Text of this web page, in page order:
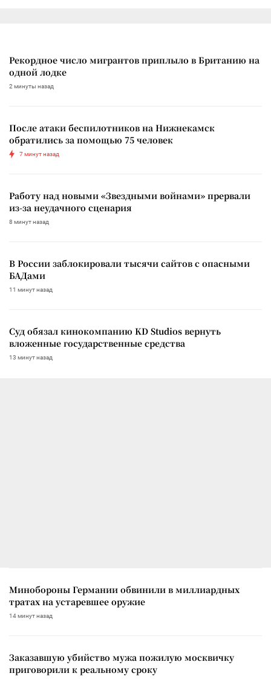
Рекордное число мигрантов приплыло в Британию на
одной лодке
2 минуты назад
После атаки беспилотников на Нижнекамск
обратились за помощью 75 человек
7 минут назад
Работу над новыми «Звездными войнами» прервали
из-за неудачного сценария
8 минут назад
В России заблокировали тысячи сайтов с опасными
БАДами
11 минут назад
Суд обязал кинокомпанию KD Studios вернуть
вложенные государственные средства
13 минут назад
Минобороны Германии обвинили в миллиардных
тратах на устаревшее оружие
14 минут назад
Заказавшую убийство мужа пожилую москвичку
приговорили к реальному сроку